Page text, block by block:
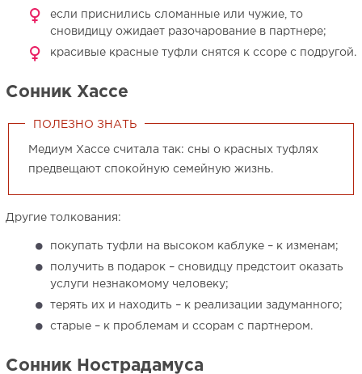
если приснились сломанные или чужие, то
сновидицу ожидает разочарование в партнере;
красивые красные туфли снятся к ссоре с подругой.
Сонник Хассе
ПОЛЕЗНО ЗНАТЬ
Медиум Хассе считала так: сны о красных туфлях
предвещают спокойную семейную жизнь.
Другие толкования:
покупать туфли на высоком каблуке – к изменам;
получить в подарок – сновидцу предстоит оказать
услуги незнакомому человеку;
терять их и находить – к реализации задуманного;
старые – к проблемам и ссорам с партнером.
Сонник Нострадамуса